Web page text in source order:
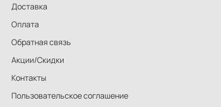
Доставка
Оплата
Обратная связь
Акции/Скидки
Контакты
Пользовательское соглашение